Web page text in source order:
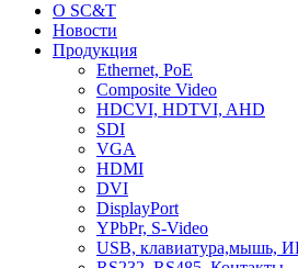
О SC&T
Новости
Продукция
Ethernet, PoE
Composite Video
HDCVI, HDTVI, AHD
SDI
VGA
HDMI
DVI
DisplayPort
YPbPr, S-Video
USB, клавиатура,мышь,